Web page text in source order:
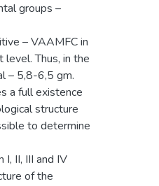
groups –
– VAAMFC in
Thus, in the
– 5,8-6,5 gm.
a full existence
structure
to determine
II, III and IV
of the